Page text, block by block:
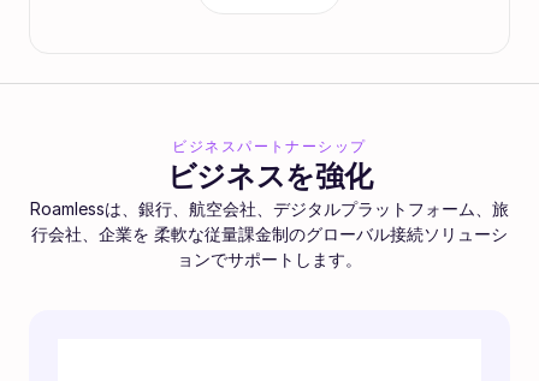
ビジネスパートナーシップ
ビジネスを強化
Roamlessは、銀行、航空会社、デジタルプラットフォーム、旅
行会社、企業を 柔軟な従量課金制のグローバル接続ソリューシ
ョンでサポートします。